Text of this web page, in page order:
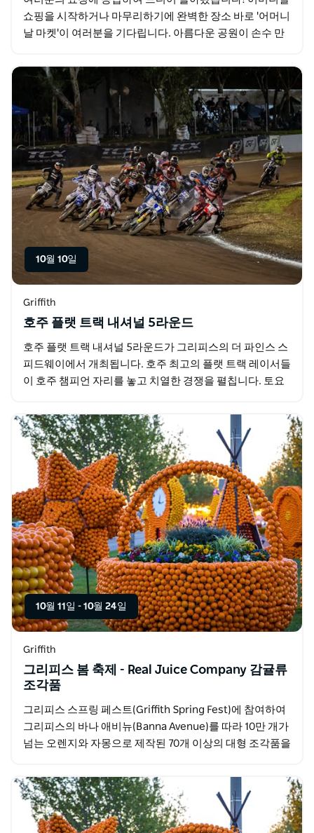
쇼핑을 시작하거나 마무리하기에 완벽한 장소 바로 '어머니
날 마켓'이 여러분을 기다립니다. 아름다운 공원이 손수 만
10월 10일
Griffith
호주 플랫 트랙 내셔널 5라운드
호주 플랫 트랙 내셔널 5라운드가 그리피스의 더 파인스 스
피드웨이에서 개최됩니다. 호주 최고의 플랫 트랙 레이서들
이 호주 챔피언 자리를 놓고 치열한 경쟁을 펼칩니다. 토요
10월 11일 - 10월 24일
Griffith
그리피스 봄 축제 - Real Juice Company 감귤류
조각품
그리피스 스프링 페스트(Griffith Spring Fest)에 참여하여
그리피스의 바나 애비뉴(Banna Avenue)를 따라 10만 개가
넘는 오렌지와 자몽으로 제작된 70개 이상의 대형 조각품을